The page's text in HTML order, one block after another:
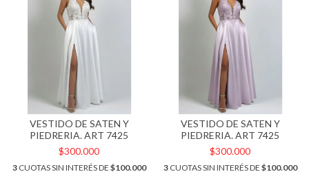
VESTIDO DE SATEN Y
PIEDRERIA. ART 7425
$300.000
3CUOTAS SIN INTERÉS DE $100.000
VESTIDO DE SATEN Y
PIEDRERIA. ART 7425
$300.000
3CUOTAS SIN INTERÉS DE $100.000